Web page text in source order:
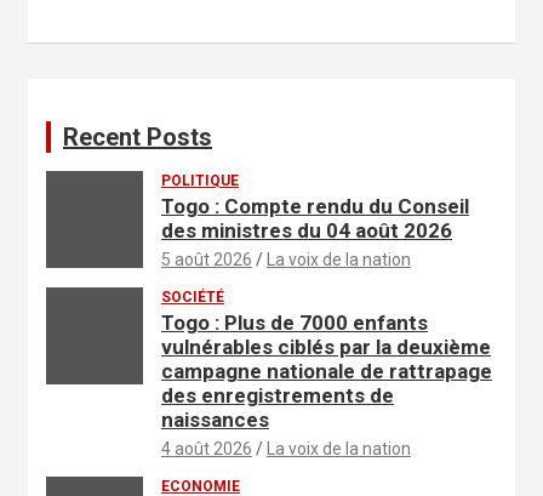
r
Recent Posts
POLITIQUE
Togo : Compte rendu du Conseil
des ministres du 04 août 2026
5 août 2026 La voix de la nation
SOCIÉTÉ
Togo : Plus de 7000 enfants
vulnérables ciblés par la deuxième
campagne nationale de rattrapage
des enregistrements de
naissances
4 août 2026 La voix de la nation
ECONOMIE